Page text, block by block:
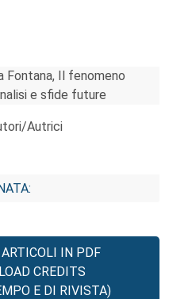
Fontana, Il fenomeno
e sfide future
Autrici
IN PDF
CREDITS
E DI RIVISTA)